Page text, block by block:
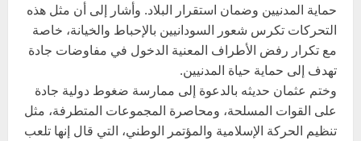
حماية المدنيين وضمان استقرار البلاد. وأشار إلى أن مثل هذه
التحركات تكرس شعور السودانيين بالإحباط والخيانة، خاصة
مع تكرار رفض الأطراف المعنية الدخول في مفاوضات جادة
تهدف إلى حماية حياة المدنيين.
وختم عثمان حديثه بالدعوة إلى ممارسة ضغوط دولية جادة
على القوات المسلحة، ومحاصرة المجموعات المتطرفة، مثل
تنظيم الحركة الإسلامية والمؤتمر الوطني، التي قال إنها تلعب